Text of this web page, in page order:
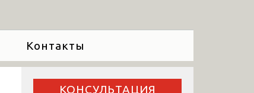
Контакты
КОНСУЛЬТАЦИЯ